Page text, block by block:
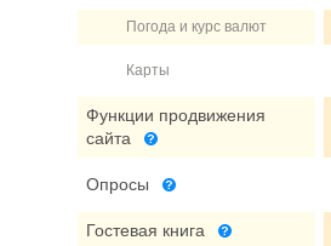
Погода и курс валют
Карты
Функции продвижения
сайта
Опросы
Гостевая книга